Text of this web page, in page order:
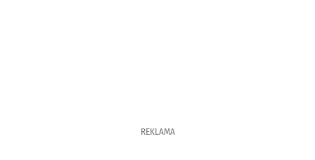
REKLAMA